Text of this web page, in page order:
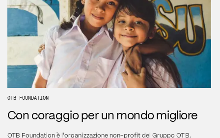
OTB FOUNDATION
Con coraggio per un mondo migliore
OTB Foundation è l'organizzazione non-profit del Gruppo OTB.